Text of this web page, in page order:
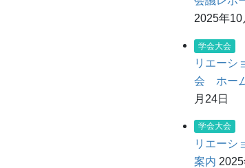
2025年10
学会大会
リエーシ
会 ホー
月24日
学会大会
リエーシ
案内